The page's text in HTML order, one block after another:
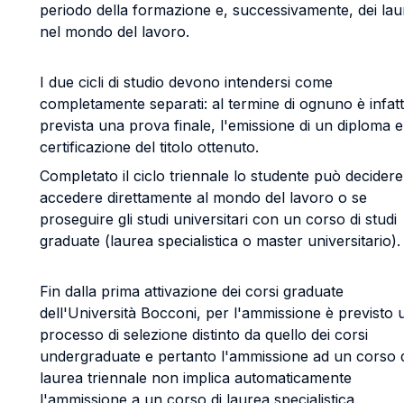
periodo della formazione e, successivamente, dei
nel mondo del lavoro.
I due cicli di studio devono intendersi come
completamente separati: al termine di ognuno è
prevista una prova finale, l'emissione di un diploma
certificazione del titolo ottenuto.
Completato il ciclo triennale lo studente può
accedere direttamente al mondo del lavoro o se
proseguire gli studi universitari con un corso di studi
graduate (laurea specialistica o master universitario).
Fin dalla prima attivazione dei corsi graduate
dell'Università Bocconi, per l'ammissione è previsto
processo di selezione distinto da quello dei corsi
undergraduate e pertanto l'ammissione ad un corso
laurea triennale non implica automaticamente
l'ammissione a un corso di laurea specialistica.